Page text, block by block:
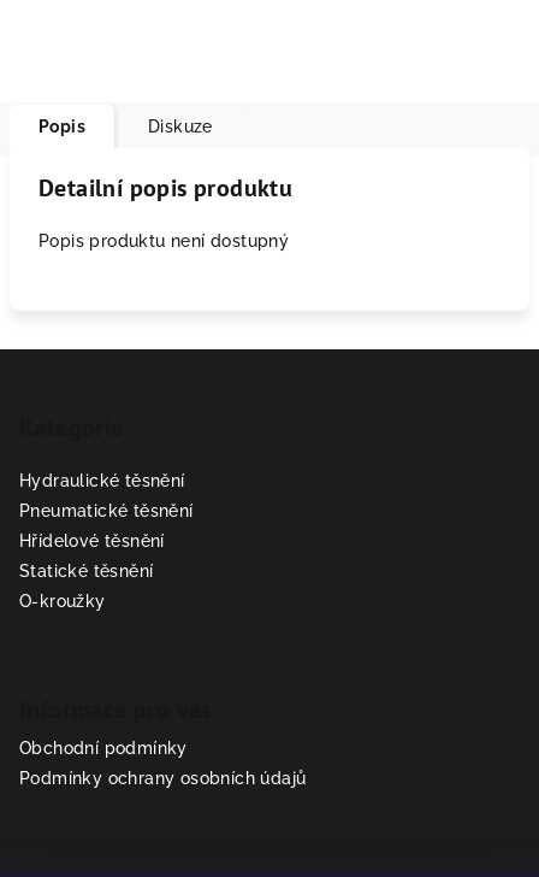
Popis Diskuze
Detailní popis produktu
Popis produktu není dostupný
Hydraulické těsnění
Pneumatické těsnění
Hřídelové těsnění
Statické těsnění
O-kroužky
Obchodní podmínky
Podmínky ochrany osobních údajů